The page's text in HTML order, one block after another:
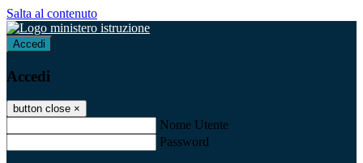
Salta al contenuto
Accedi
Accedi
button close ×
Nome Utente
Password